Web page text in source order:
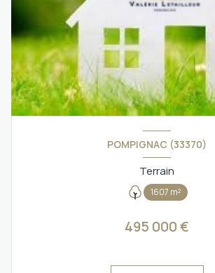
POMPIGNAC (33370)
Terrain
1607 m²
495 000 €